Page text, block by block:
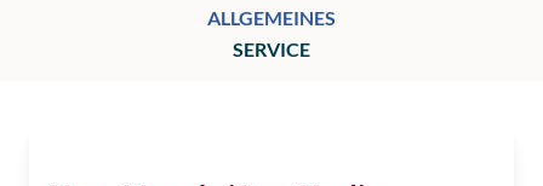
ALLGEMEINES
SERVICE